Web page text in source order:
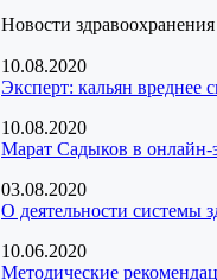
Новости здравоохранения
10.08.2020
Эксперт: кальян вреднее
10.08.2020
Марат Садыков в онлайн-
03.08.2020
О деятельности системы
10.06.2020
Методические